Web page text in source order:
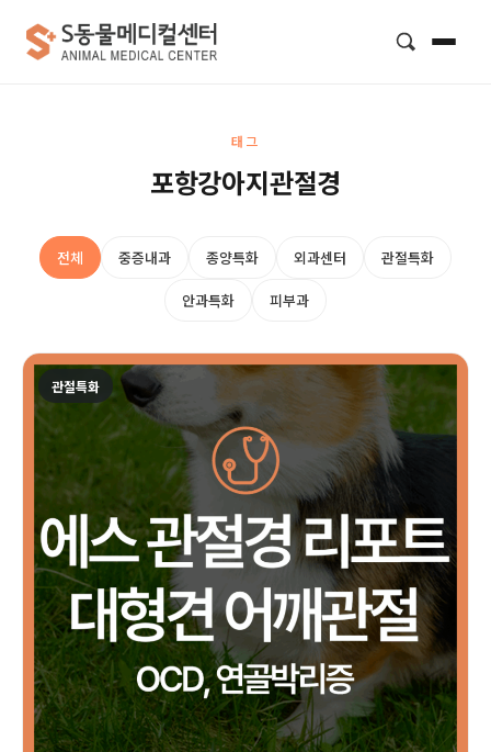
태그
포항강아지관절경
전체 중증내과 종양특화 외과센터 관절특화
안과특화 피부과
관절특화